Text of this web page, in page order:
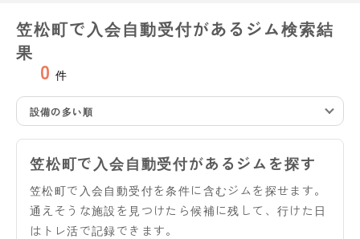
笠松町で入会自動受付があるジム検索結
果
0 件
設備の多い順
笠松町で入会自動受付があるジムを探す
笠松町で入会自動受付を条件に含むジムを探せます。
通えそうな施設を見つけたら候補に残して、行けた日
はトレ活で記録できます。